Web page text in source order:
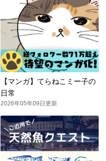
【マンガ】てらねこミー子の
日常
2026年05年09日更新